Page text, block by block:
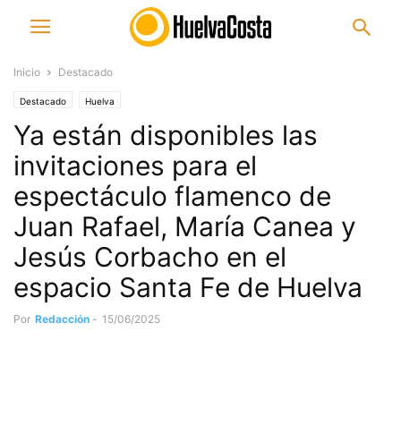
Inicio Destacado
Destacado Huelva
Ya están disponibles las
invitaciones para el
espectáculo flamenco de
Juan Rafael, María Canea y
Jesús Corbacho en el
espacio Santa Fe de Huelva
Por Redacción - 15/06/2025